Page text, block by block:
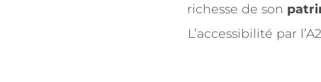
richesse de son
L’accessibilité par